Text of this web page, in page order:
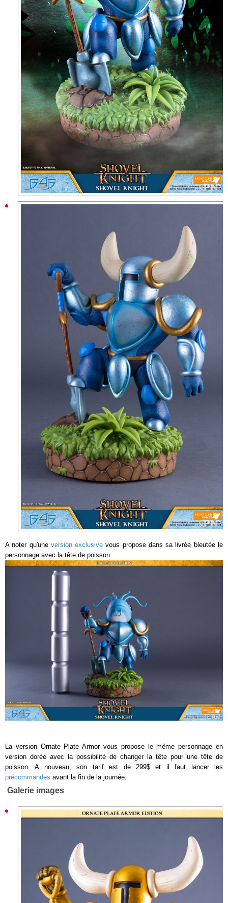
A noter qu'une version exclusive vous propose dans sa livrée bleutée le
personnage avec la tête de poisson.
La version Ornate Plate Armor vous propose le même personnage en
version dorée avec la possibilité de changer la tête pour une tête de
poisson. A nouveau, son tarif est de 299$ et il faut lancer les
précommandes avant la fin de la journée.
Galerie images